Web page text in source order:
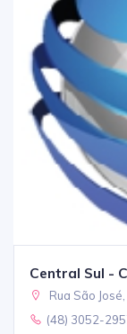
Central Sul -
Rua São
(48) 3052-